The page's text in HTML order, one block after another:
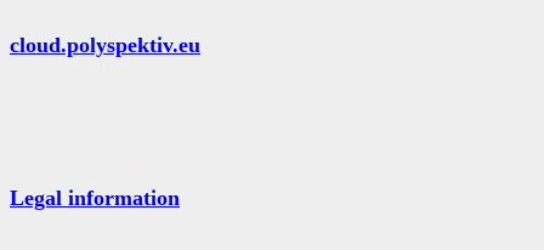
cloud.polyspektiv.eu
Legal information